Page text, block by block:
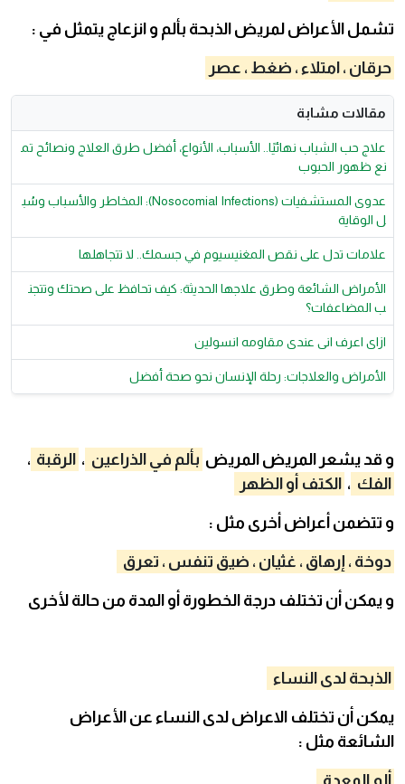
تشمل الأعراض لمريض الذبحة بألم و انزعاج يتمثل في :
حرقان ، امتلاء ، ضغط ، عصر
مقالات مشابة
علاج حب الشباب نهائيًا.. الأسباب، الأنواع، أفضل طرق العلاج ونصائح تم
نع ظهور الحبوب
عدوى المستشفيات (Nosocomial Infections): المخاطر والأسباب وسُب
ل الوقاية
علامات تدل على نقص المغنيسيوم في جسمك.. لا تتجاهلها
الأمراض الشائعة وطرق علاجها الحديثة: كيف تحافظ على صحتك وتتجن
ب المضاعفات؟
ازاى اعرف انى عندى مقاومه انسولين
الأمراض والعلاجات: رحلة الإنسان نحو صحة أفضل
و قد يشعر المريض المريض بألم في الذراعين ، الرقبة ،
الفك ، الكتف أو الظهر
و تتضمن أعراض أخرى مثل :
دوخة ، إرهاق ، غثيان ، ضيق تنفس ، تعرق
و يمكن أن تختلف درجة الخطورة أو المدة من حالة لأخرى
الذبحة لدى النساء
يمكن أن تختلف الاعراض لدى النساء عن الأعراض
الشائعة مثل :
ألم المعدة